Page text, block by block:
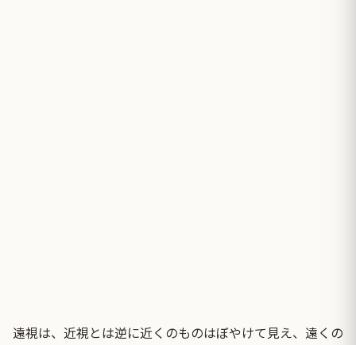
遠視は、近視とは逆に近くのものはぼやけて見え、遠くの